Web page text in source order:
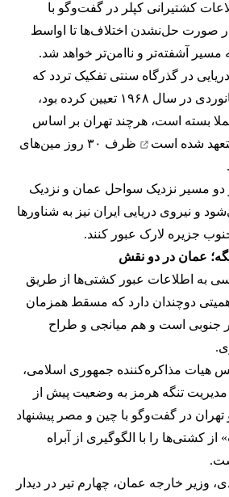
کشتیرانی کپلر در گفت‌و‌گو با
صورت حل‌نشدن اختلاف‌ها تا اواسط
مسیر آشفته‌تر و ناامن‌تر خواهد شد.
در گذرگاه سنتی تفکیک تردد که
سازمان بین‌المللی دریانوردی در سال ۱۹۶۸ تعیین کرده بود،
بسته است، هرچند تهران بر اساس
شده است
ظرف ۳۰ روز مین‌های
دو مسیر نزدیک سواحل عمان و نزدیک
و نیروی دریایی ایران نیز به شناورها
جزیره لارک عبور کنند.
عمان در دو نقش
به اطلاعات عبور کشتی‌ها از طریق
دوچندان دارد که مسقط همزمان
است و هم میانجی و طراح
هیات مذاکره‌کننده جمهوری اسلامی،
تنگه هرمز به وضعیت پیش از
در گفت‌وگو با چین و مصر پیشنهاد
کشتی‌ها را با الگوگیری از آبراه
وزیر خارجه عمان، چهارم تیر در دیدار